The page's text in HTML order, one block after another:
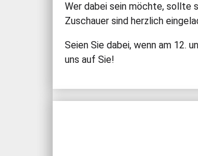
Wer dabei sein möchte, sollte
Zuschauer sind herzlich
Seien Sie dabei, wenn am 12.
uns auf Sie!